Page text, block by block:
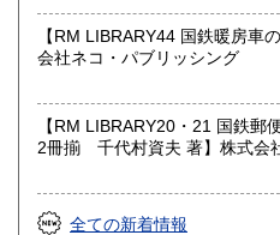
【RM LIBRARY44 国鉄暖房
会社ネコ・パブリッシング
【RM LIBRARY20・21 国鉄郵
2冊揃 千代村資夫 著】株式会
全ての新着情報